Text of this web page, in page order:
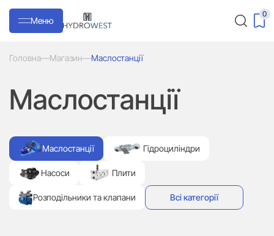
Меню
0
Головна—Магазин—Маслостанції
Маслостанції
Гідроциліндри
Маслостанції
Насоси Плити
Розподільники та клапани Всі категорії